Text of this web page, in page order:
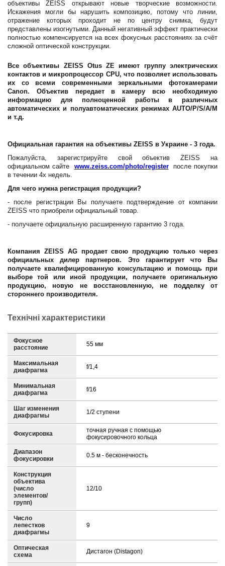
объективы ZEISS открывают новые творческие возможности.
Искажения могли бы нарушить композицию, потому что линии,
отражение которых проходит не по центру снимка, будут
представлены изогнутыми. Данный негативный эффект практически
полностью компенсируется на всех фокусных расстояниях за счёт
сложной оптической конструкции.
Все объективы ZEISS Otus ZE имеют группу электрических
контактов и микропроцессор CPU, что позволяет использовать
их со всеми современными зеркальными фотокамерами
Canon. Объектив передает в камеру всю необходимую
информацию для полноценной работы в различных
автоматических и полуавтоматических режимах AUTO/P/S/A/M
и т.д.
Официальная гарантия на объективы ZEISS в Украине - 3 года.
Пожалуйста, зарегистрируйте свой объектив ZEISS на
официальном сайте
www.zeiss.com/photo/registerпосле покупки
в течении 4х недель.
Для чего нужна регистрация продукции?
- после регистрации Вы получаете подтверждение от компании
ZEISS что приобрели официальный товар.
- получаете официальную расширенную гарантию 3 года.
Компания ZEISS AG продает свою продукцию только через
официальных дилер партнеров. Это гарантирует что Вы
получаете квалифицированную консультацию и помощь при
выборе той или иной продукции, получаете оригинальную
продукцию, новую не восстановленную, не подделку от
стороннего производителя.
Технічні характеристики
Фокусное
расстояние
55 мм
Максимальная
диафрагма
f/1,4
Минимальная
диафрагма
f/16
Шаг изменения
диафрагмы
1/2 ступени
Фокусировка
точная ручная с помощью
фокусировочного кольца
Диапазон
фокусировки
0.5 м - бесконечность
Конструкция
объектива
(число
элементов/
групп)
12/10
Число
лепестков
диафрагмы
9
Оптическая
схема
Дистагон (Distagon)